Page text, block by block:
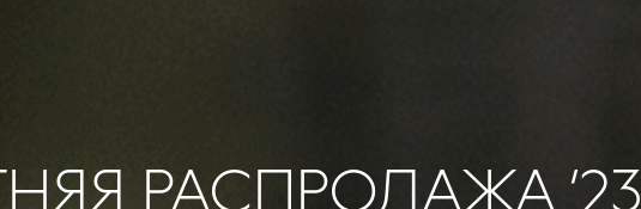
РАСПРОДАЖА ’23